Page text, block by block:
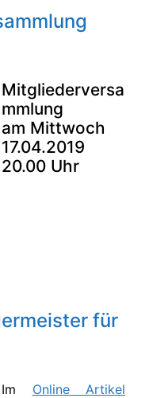
Mitgliederversa
mmlung
am Mittwoch
17.04.2019
20.00 Uhr
für
Im Online Artikel